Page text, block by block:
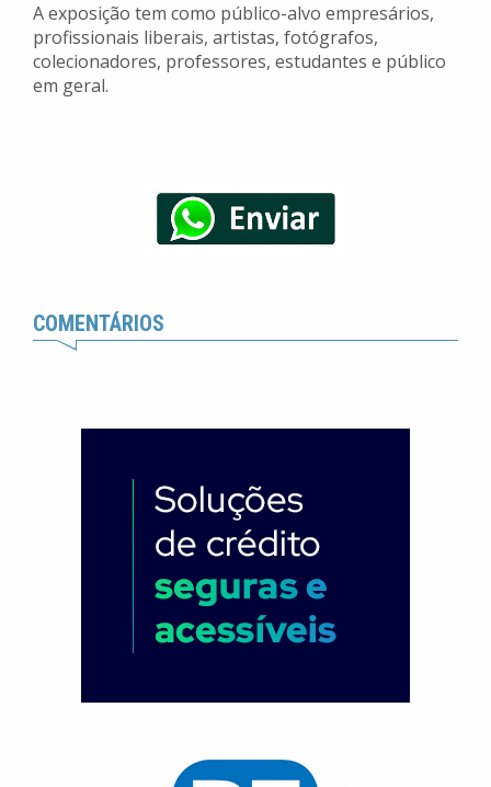
A exposição tem como público-alvo empresários,
profissionais liberais, artistas, fotógrafos,
colecionadores, professores, estudantes e público
em geral.
COMENTÁRIOS